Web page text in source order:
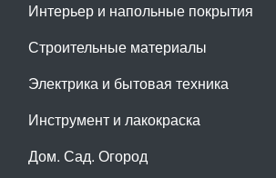
Интерьер и напольные покрытия
Строительные материалы
Электрика и бытовая техника
Инструмент и лакокраска
Дом. Сад. Огород